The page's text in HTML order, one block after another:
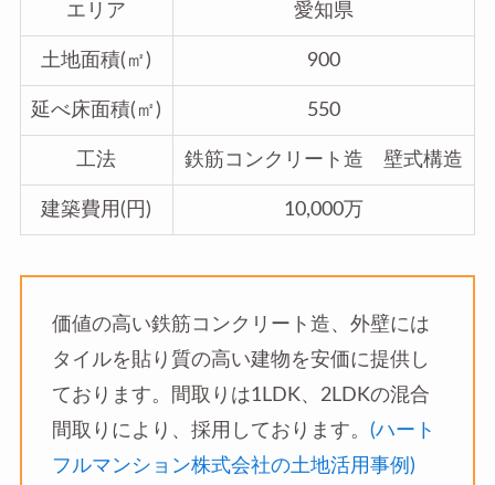
エリア 愛知県
土地面積(㎡) 900
延べ床面積(㎡) 550
工法 鉄筋コンクリート造 壁式構造
建築費用(円) 10,000万
価値の高い鉄筋コンクリート造、外壁には
タイルを貼り質の高い建物を安価に提供し
ております。間取りは1LDK、2LDKの混合
間取りにより、採用しております。 (ハート
フルマンション株式会社の土地活用事例)